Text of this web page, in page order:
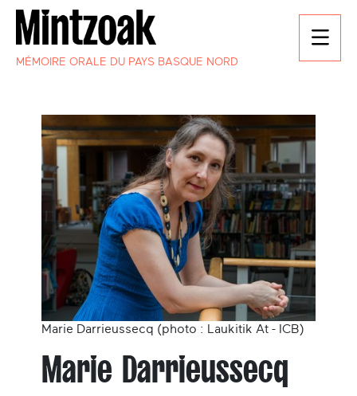
MÉMOIRE ORALE DU PAYS BASQUE NORD
Marie Darrieussecq (photo : Laukitik At - ICB)
Marie Darrieussecq